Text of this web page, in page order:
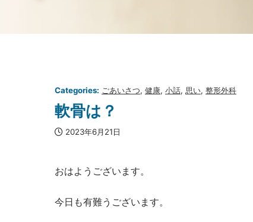
Categories: ごあいさつ, 健康, 小話, 思い, 整形外科
軟骨は？
2023年6月21日
おはようございます。
今日も有難うございます。